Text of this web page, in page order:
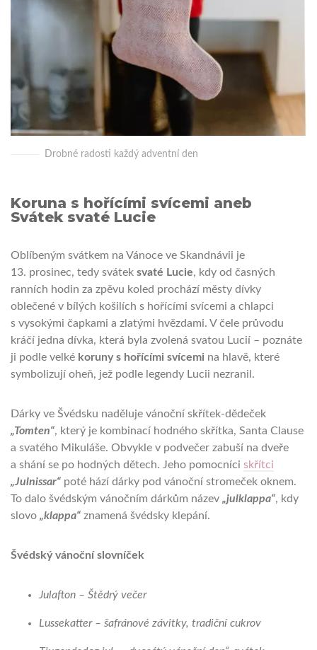
Drobné radosti každý adventní den
Koruna s hořícími svícemi aneb
Svátek svaté Lucie
Oblíbeným svátkem na Vánoce ve Skandnávii je
13. prosinec, tedy svátek svaté Lucie, kdy od časných
ranních hodin za zpěvu koled prochází městy dívky
oblečené v bílých košilích s hořícími svícemi a chlapci
s vysokými čapkami a zlatými hvězdami. V čele průvodu
kráčí jedna dívka, která byla zvolená svatou Lucií – poznáte
ji podle velké koruny s hořícími svícemi na hlavě, které
symbolizují oheň, jež podle legendy Lucii nezranil.
Dárky ve Švédsku naděluje vánoční skřítek-dědeček
„Tomten“, který je kombinací hodného skřítka, Santa Clause
a svatého Mikuláše. Obvykle v podvečer zabuší na dveře
a shání se po hodných dětech. Jeho pomocníci skřítci
„Julnissar“ poté hází dárky pod vánoční stromeček oknem.
To dalo švédským vánočním dárkům název „julklappa“, kdy
slovo „klappa“ znamená švédsky klepání.
Švédský vánoční slovníček
Julafton – Štědrý večer
Lussekatter – šafránové závitky, tradiční cukrov